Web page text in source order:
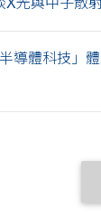
X光與中子散
半導體科技」